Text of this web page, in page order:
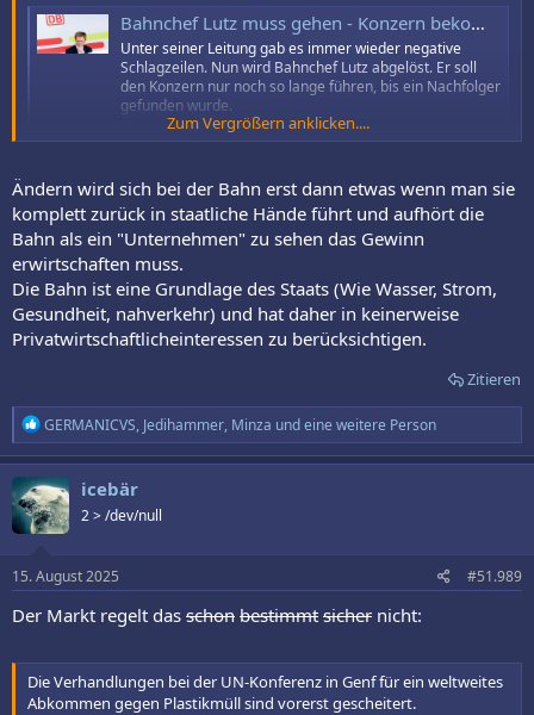
Bahnchef Lutz muss gehen - Konzern bekommt neuen Chef
Unter seiner Leitung gab es immer wieder negative
Schlagzeilen. Nun wird Bahnchef Lutz abgelöst. Er soll
den Konzern nur noch so lange führen, bis ein Nachfolger
gefunden wurde.
www.tagesschau.de
Zum Vergrößern anklicken....
Ändern wird sich bei der Bahn erst dann etwas wenn man sie
komplett zurück in staatliche Hände führt und aufhört die
Bahn als ein "Unternehmen" zu sehen das Gewinn
erwirtschaften muss.
Die Bahn ist eine Grundlage des Staats (Wie Wasser, Strom,
Gesundheit, nahverkehr) und hat daher in keinerweise
Privatwirtschaftlicheinteressen zu berücksichtigen.
Zitieren
R
e
a
k
t
i
o
e
n
GERMANICVS, Jedihammer, Minza und eine weitere Person
icebär
2 > /dev/null
15. August 2025 #51.989
Der Markt regelt das schon bestimmt sicher nicht:
Die Verhandlungen bei der UN-Konferenz in Genf für ein weltweites
Abkommen gegen Plastikmüll sind vorerst gescheitert.